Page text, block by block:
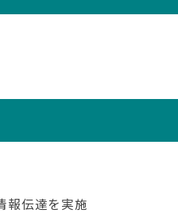
報伝達を実施